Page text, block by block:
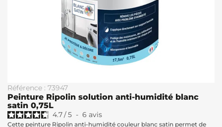
Référence : 73947
Peinture Ripolin solution anti-humidité blanc
satin 0,75L
4.7/5 - 6 avis
Cette peinture Ripolin anti-humidité couleur blanc satin permet de